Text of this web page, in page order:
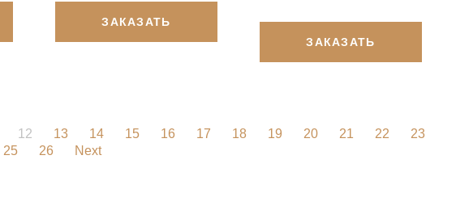
ЗАКАЗАТЬ
ЗАКАЗАТЬ
12 13 14 15 16 17 18 19 20 21 22
23
25 26 Next